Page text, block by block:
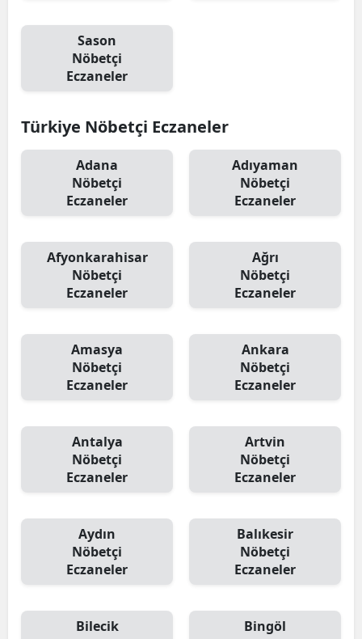
Nevşehir
Siirt
Sivas
Şanlıurfa
Sason
Nöbetçi
Eczaneler
Türkiye Nöbetçi Eczaneler
Adana
Nöbetçi
Eczaneler
Adıyaman
Nöbetçi
Eczaneler
Afyonkarahisar
Nöbetçi
Eczaneler
Ağrı
Nöbetçi
Eczaneler
Amasya
Nöbetçi
Eczaneler
Ankara
Nöbetçi
Eczaneler
Antalya
Nöbetçi
Eczaneler
Artvin
Nöbetçi
Eczaneler
Aydın
Nöbetçi
Eczaneler
Balıkesir
Nöbetçi
Eczaneler
Bilecik
Bingöl